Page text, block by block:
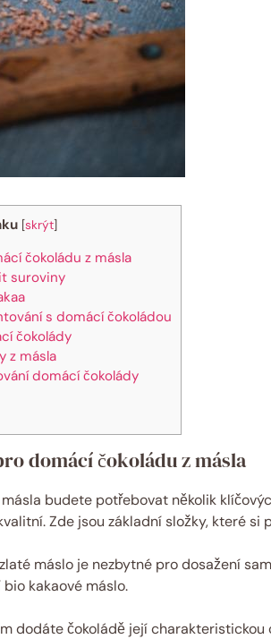
[skrýt]
čokoládu ‍z‍ másla
suroviny
s ⁣domácí čokoládou
čokolády
z másla
⁢domácí čokolády
⁣domácí čokoládu ‍z‍ másla
budete potřebovat několik
⁢Zde jsou základní složky, které si
máslo je ​nezbytné pro dosažení​
kakaové‍ máslo.
‌dodáte čokoládě její